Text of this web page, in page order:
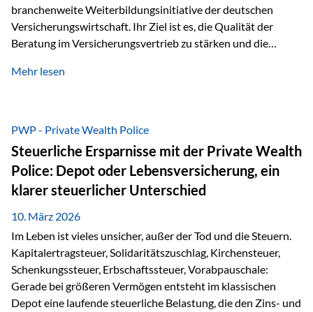
branchenweite Weiterbildungsinitiative der deutschen
Versicherungswirtschaft. Ihr Ziel ist es, die Qualität der
Beratung im Versicherungsvertrieb zu stärken und die
Personen transparent zu dokumentieren. Seit der
Stunden pro Jahr für vertrieblich tätige Personen in der
Versicherungsbranche. Über die Weiterbildungsdatenbank
von „gut beraten“ können absolvierte Bildungsmaßnahmen
zentral erfasst und dokumentiert werden. „gut beraten“
zertifiziert Als zertifizierter Bildungsanbieter können unsere
Webinare nun für die…
Mehr lesen
PWP - Private Wealth Police
Steuerliche Ersparnisse mit der Private Wealth
Police: Depot oder Lebensversicherung, ein
klarer steuerlicher Unterschied
10. März 2026
Im Leben ist vieles unsicher, außer der Tod und die Steuern.
Kapitalertragsteuer, Solidaritätszuschlag, Kirchensteuer,
Schenkungssteuer, Erbschaftssteuer, Vorabpauschale:
Gerade bei größeren Vermögen entsteht im klassischen
Depot eine laufende steuerliche Belastung, die den Zins- und